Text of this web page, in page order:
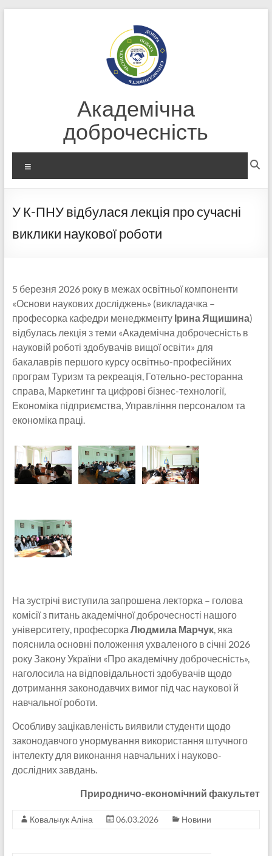
Академічна
доброчесність
У К-ПНУ відбулася лекція про сучасні
виклики наукової роботи
5 березня 2026 року в межах освітньої компоненти
«Основи наукових досліджень» (викладачка –
професорка кафедри менеджменту Ірина Ящишина)
відбулась лекція з теми «Академічна доброчесність в
науковій роботі здобувачів вищої освіти» для
бакалаврів першого курсу освітньо-професійних
програм Туризм та рекреація, Готельно-ресторанна
справа, Маркетинг та цифрові бізнес-технології,
Економіка підприємства, Управління персоналом та
економіка праці.
На зустрічі виступила запрошена лекторка – голова
комісії з питань академічної доброчесності нашого
університету, професорка Людмила Марчук, яка
пояснила основні положення ухваленого в січні 2026
року Закону України «Про академічну доброчесність»,
наголосила на відповідальності здобувачів щодо
дотримання законодавчих вимог під час наукової й
навчальної роботи.
Особливу зацікавленість виявили студенти щодо
законодавчого унормування використання штучного
інтелекту для виконання навчальних і науково-
дослідних завдань.
Природничо-економічний факультет
Ковальчук Аліна 06.03.2026 Новини